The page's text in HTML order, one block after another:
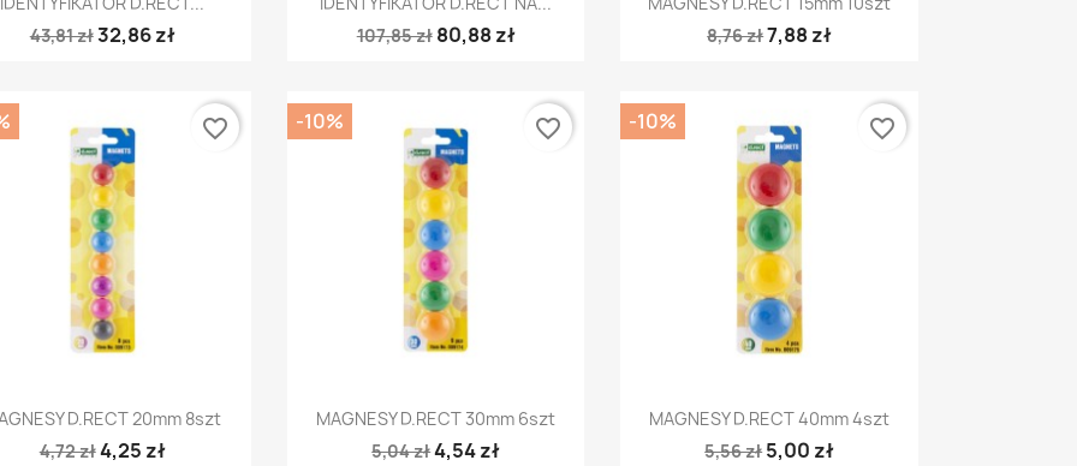
43,81 zł32,86 zł
107,85 zł 80,88 zł
8,76 zł7,88 zł
Szybki podgląd
D.RECT 20mm 8szt
4,72 zł4,25 zł
favorite_border
Szybki podgląd
MAGNESY D.RECT 30mm 6szt
5,04 zł4,54 zł
-10% favorite_border
Szybki podgląd
MAGNESY D.RECT 40mm 4szt
5,56 zł5,00 zł
-10% favorite_border